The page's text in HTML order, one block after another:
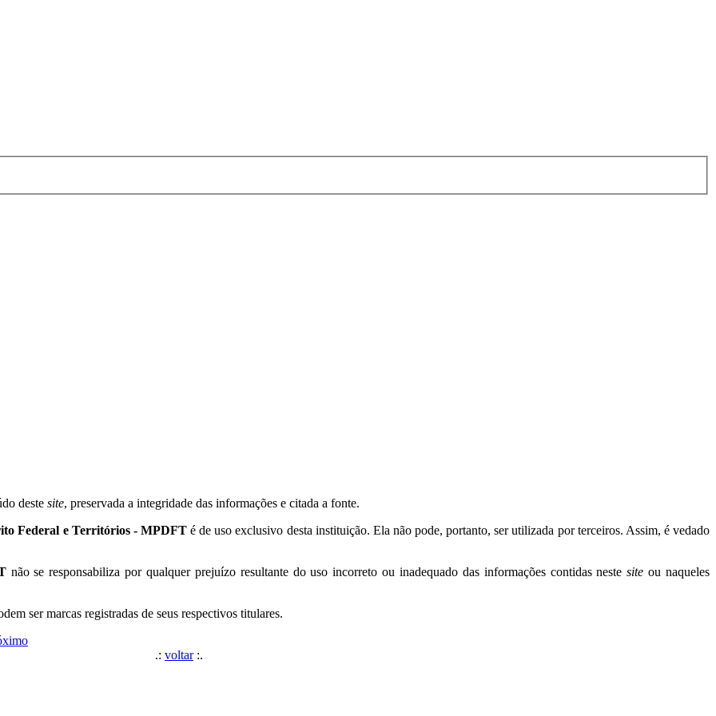
deste site, preservada a integridade das informações e citada a fonte.
Federal e Territórios - MPDFTé de uso exclusivo desta instituição. Ela não pode, portanto, ser utilizada por terceiros. Assim, é vedado
não se responsabiliza por qualquer prejuízo resultante do uso incorreto ou inadequado das informações contidas nestesite ou naqueles
ser marcas registradas de seus respectivos titulares.
.: voltar:.